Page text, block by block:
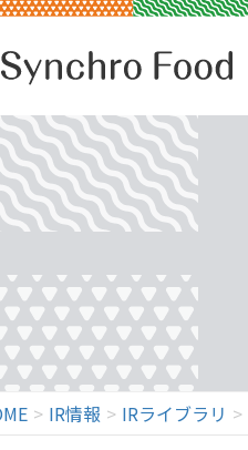
IR情報 IRライブラリ